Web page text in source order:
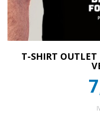
T-SHIRT